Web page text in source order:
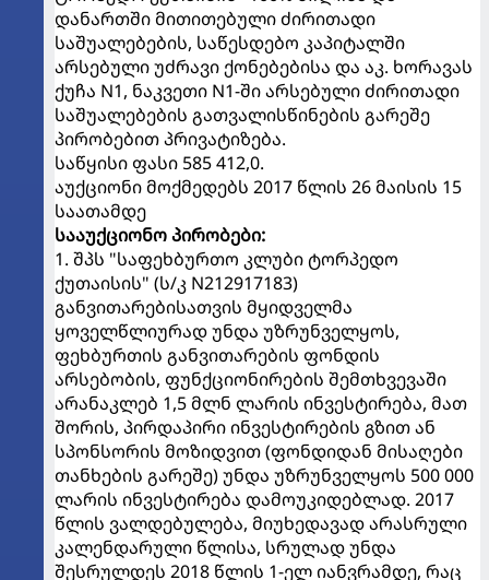
დანართში მითითებული ძირითადი
საშუალებების, საწესდებო კაპიტალში
არსებული უძრავი ქონებებისა და აკ. ხორავას
ქუჩა N1, ნაკვეთი N1-ში არსებული ძირითადი
საშუალებების გათვალისწინების გარეშე
პირობებით პრივატიზება.
საწყისი ფასი 585 412,0.
აუქციონი მოქმედებს 2017 წლის 26 მაისის 15
საათამდე
სააუქციონო პირობები:
1. შპს "საფეხბურთო კლუბი ტორპედო
ქუთაისის" (ს/კ N212917183)
განვითარებისათვის მყიდველმა
ყოველწლიურად უნდა უზრუნველყოს,
ფეხბურთის განვითარების ფონდის
არსებობის, ფუნქციონირების შემთხვევაში
არანაკლებ 1,5 მლნ ლარის ინვესტირება, მათ
შორის, პირდაპირი ინვესტირების გზით ან
სპონსორის მოზიდვით (ფონდიდან მისაღები
თანხების გარეშე) უნდა უზრუნველყოს 500 000
ლარის ინვესტირება დამოუკიდებლად. 2017
წლის ვალდებულება, მიუხედავად არასრული
კალენდარული წლისა, სრულად უნდა
შესრულდეს 2018 წლის 1-ელ იანვრამდე, რაც